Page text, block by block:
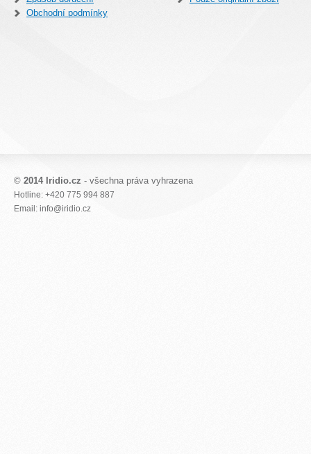
Obchodní podmínky
© 2014 Iridio.cz - všechna práva vyhrazena
Hotline: +420 775 994 887
Email: info@iridio.cz